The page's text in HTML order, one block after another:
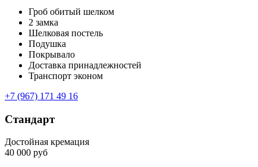
Гроб обитый шелком
2 замка
Шелковая постель
Подушка
Покрывало
Доставка принадлежностей
Транспорт эконом
+7 (967) 171 49 16
Стандарт
Достойная кремация
40 000 руб